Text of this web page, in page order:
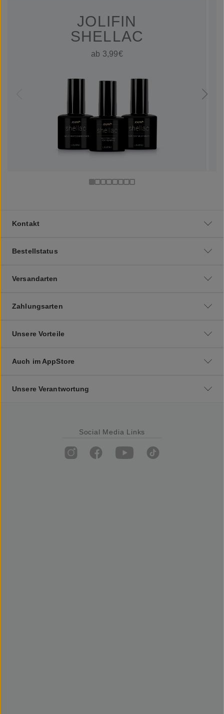
JOLIFIN
SHELLAC
ab 3,99€
Kontakt
Bestellstatus
Versandarten
Zahlungsarten
Unsere Vorteile
Auch im AppStore
Unsere Verantwortung
Social Media Links